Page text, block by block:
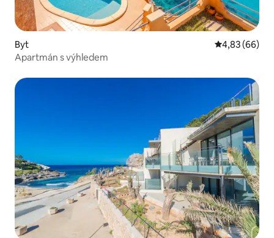
Byt Průměrné
4,83 (66)
Apartmán s výhledem